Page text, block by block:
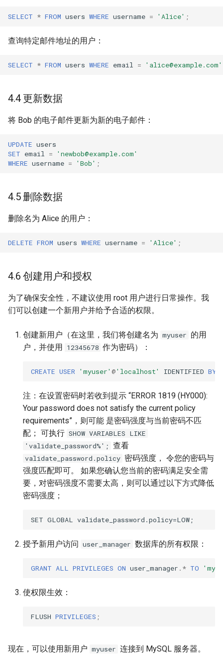
SELECT * FROM users WHERE username = 'Alice' ;
查询特定邮件地址的用户：
SELECT * FROM users WHERE email = 'alice@example.com'
4.4 更新数据
将 Bob 的电子邮件更新为新的电子邮件：
UPDATE users
SET email =
'newbob@example.com'
WHERE username = 'Bob' ;
4.5 删除数据
删除名为 Alice 的用户：
DELETE FROM users WHERE username = 'Alice' ;
4.6 创建用户和授权
为了确保安全性，不建议使用 root 用户进行日常操作。我
们可以创建一个新用户并给予合适的权限。
创建新用户（在这里，我们将创建名为 myuser 的用
户，并使用 12345678 作为密码）：
CREATE USER 'myuser' @'localhost' IDENTIFIED BY
注：在设置密码时若收到提示 “ERROR 1819 (HY000):
Your password does not satisfy the current policy
requirements”，则可能 是密码强度与当前密码不匹
配； 可执行 SHOW VARIABLES LIKE
'validate_password%'; 查看
validate_password.policy 密码强度， 令您的密码与
强度匹配即可。 如果您确认您当前的密码满足安全需
要，对密码强度不需要太高，则可以通过以下方式降低
密码强度；
授予新用户访问 user_manager 数据库的所有权限：
GRANT ALL PRIVILEGES ON user_manager . * TO
使权限生效：
FLUSH PRIVILEGES ;
现在，可以使用新用户 myuser 连接到 MySQL 服务器。